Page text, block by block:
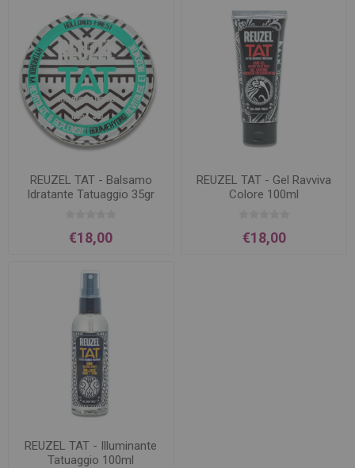
REUZEL TAT - Balsamo
Idratante Tatuaggio 35gr
€18,00
REUZEL TAT - Gel Ravviva
Colore 100ml
€18,00
REUZEL TAT - Illuminante
Tatuaggio 100ml